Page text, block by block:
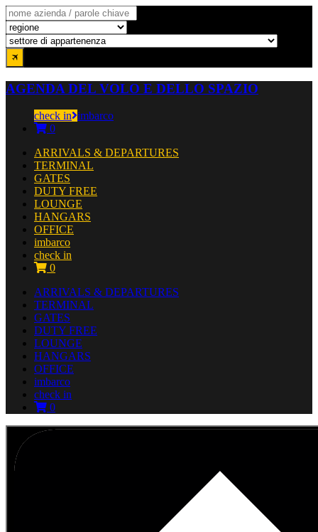
AGENDA DEL VOLO E DELLO SPAZIO
check in imbarco
0
ARRIVALS & DEPARTURES
TERMINAL
GATES
DUTY FREE
LOUNGE
HANGARS
OFFICE
imbarco
check in
0
ARRIVALS & DEPARTURES
TERMINAL
GATES
DUTY FREE
LOUNGE
HANGARS
OFFICE
imbarco
check in
0